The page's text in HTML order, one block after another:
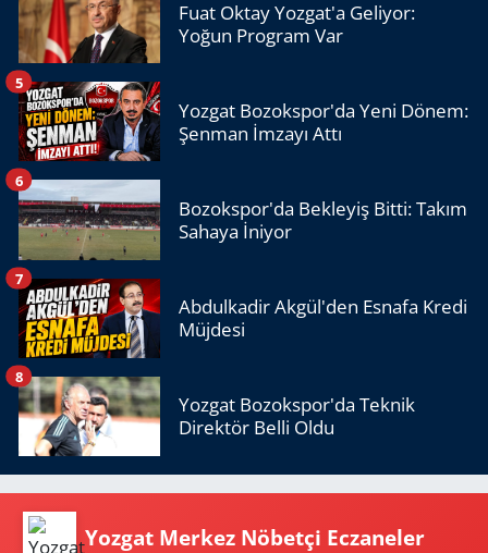
Fuat Oktay Yozgat'a Geliyor:
Yoğun Program Var
Yozgat Bozokspor'da Yeni Dönem:
Şenman İmzayı Attı
5
Bozokspor'da Bekleyiş Bitti: Takım
Sahaya İniyor
6
Abdulkadir Akgül'den Esnafa Kredi
Müjdesi
7
Yozgat Bozokspor'da Teknik
Direktör Belli Oldu
8
Yozgat Merkez Nöbetçi Eczaneler